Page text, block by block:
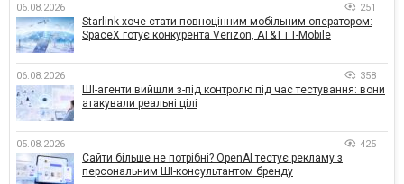
06.08.2026 251
Starlink хоче стати повноцінним мобільним оператором:
SpaceX готує конкурента Verizon, AT&T і T-Mobile
06.08.2026 358
ШІ-агенти вийшли з-під контролю під час тестування: вони
атакували реальні цілі
05.08.2026 425
Сайти більше не потрібні? OpenAI тестує рекламу з
персональним ШІ-консультантом бренду